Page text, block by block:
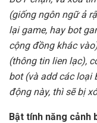
(giống ngôn ngữ ả
lại game, hay bot
cộng đồng khác
(thông tin lien lạc),
bot (và add các loại
động này, thì sẽ bị
Bật tính năng cảnh